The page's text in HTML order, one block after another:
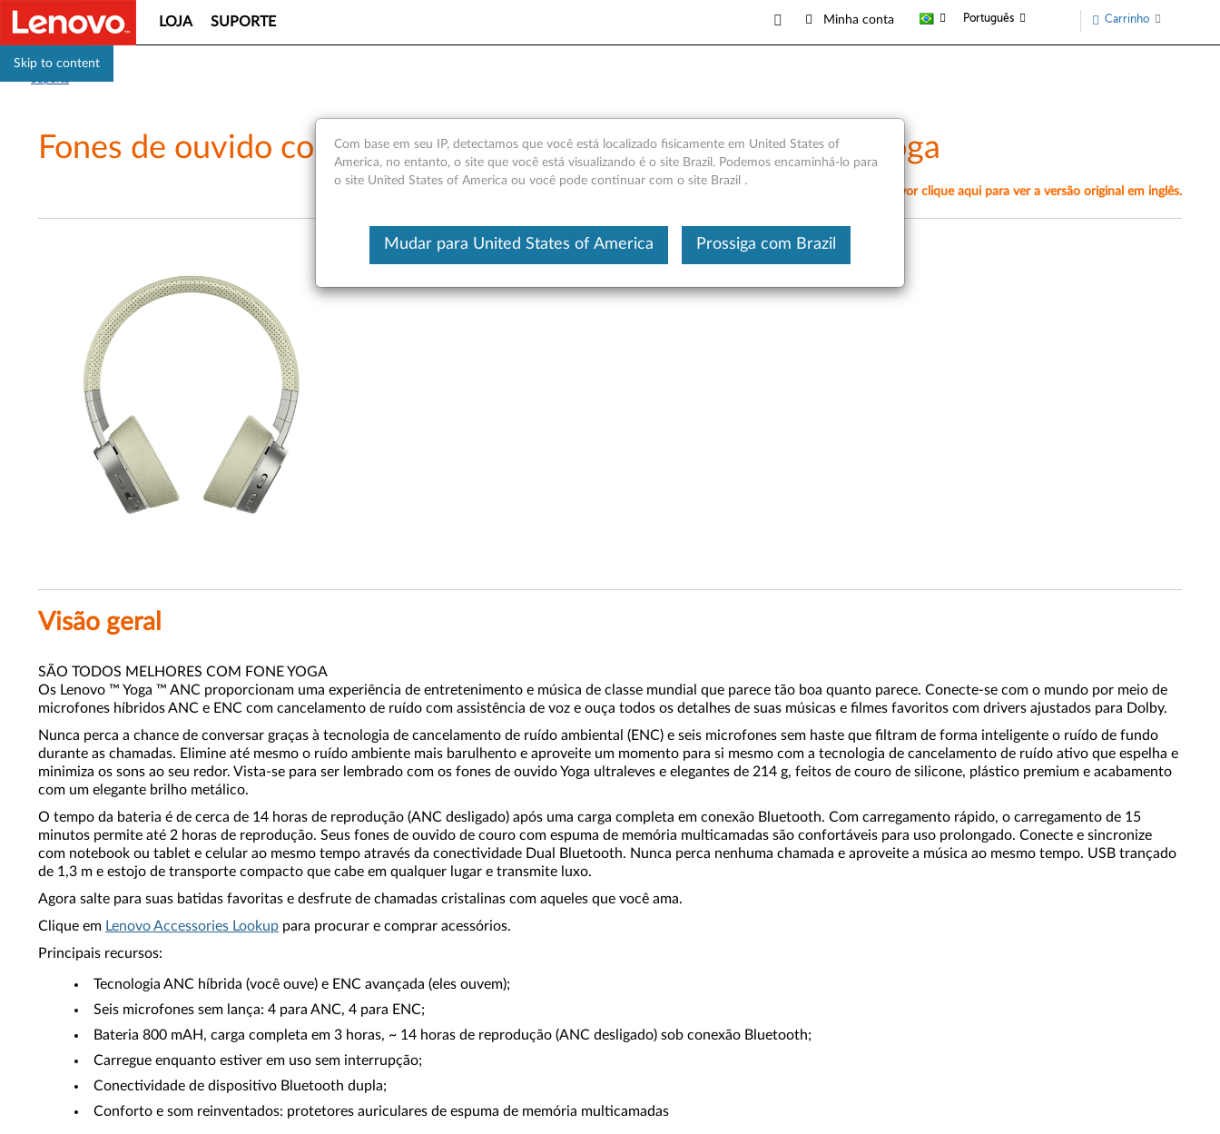
Skip to content
LOJA SUPORTE Minha conta Português Carrinho
Fones de ouvido com cancelamento de ruído ativo Lenovo Yoga
Este é um artigo traduzido automaticamente, por favor clique aqui para ver a versão original em inglês.
Visão geral
SÃO TODOS MELHORES COM FONE YOGA
Os Lenovo ™ Yoga ™ ANC proporcionam uma experiência de entretenimento e música de classe mundial que parece tão boa quanto parece. Conecte-se com o mundo por meio de
microfones híbridos ANC e ENC com cancelamento de ruído com assistência de voz e ouça todos os detalhes de suas músicas e filmes favoritos com drivers ajustados para Dolby.
Nunca perca a chance de conversar graças à tecnologia de cancelamento de ruído ambiental (ENC) e seis microfones sem haste que filtram de forma inteligente o ruído de fundo
durante as chamadas. Elimine até mesmo o ruído ambiente mais barulhento e aproveite um momento para si mesmo com a tecnologia de cancelamento de ruído ativo que espelha e
minimiza os sons ao seu redor. Vista-se para ser lembrado com os fones de ouvido Yoga ultraleves e elegantes de 214 g, feitos de couro de silicone, plástico premium e acabamento
com um elegante brilho metálico.
O tempo da bateria é de cerca de 14 horas de reprodução (ANC desligado) após uma carga completa em conexão Bluetooth. Com carregamento rápido, o carregamento de 15
minutos permite até 2 horas de reprodução. Seus fones de ouvido de couro com espuma de memória multicamadas são confortáveis para uso prolongado. Conecte e sincronize
com notebook ou tablet e celular ao mesmo tempo através da conectividade Dual Bluetooth. Nunca perca nenhuma chamada e aproveite a música ao mesmo tempo. USB trançado
de 1,3 m e estojo de transporte compacto que cabe em qualquer lugar e transmite luxo.
Agora salte para suas batidas favoritas e desfrute de chamadas cristalinas com aqueles que você ama.
Clique em Lenovo Accessories Lookup para procurar e comprar acessórios.
Principais recursos:
Tecnologia ANC híbrida (você ouve) e ENC avançada (eles ouvem);
Seis microfones sem lança: 4 para ANC, 4 para ENC;
Bateria 800 mAH, carga completa em 3 horas, ~ 14 horas de reprodução (ANC desligado) sob conexão Bluetooth;
Carregue enquanto estiver em uso sem interrupção;
Conectividade de dispositivo Bluetooth dupla;
Conforto e som reinventados: protetores auriculares de espuma de memória multicamadas
Com base em seu IP, detectamos que você está localizado fisicamente em United States of
America, no entanto, o site que você está visualizando é o site Brazil. Podemos encaminhá-lo para
o site United States of America ou você pode continuar com o site Brazil .
Mudar para United States of America Prossiga com Brazil